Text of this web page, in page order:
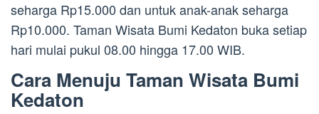
seharga Rp15.000 dan untuk anak-anak seharga
Rp10.000. Taman Wisata Bumi Kedaton buka setiap
hari mulai pukul 08.00 hingga 17.00 WIB.
Cara Menuju Taman Wisata Bumi
Kedaton